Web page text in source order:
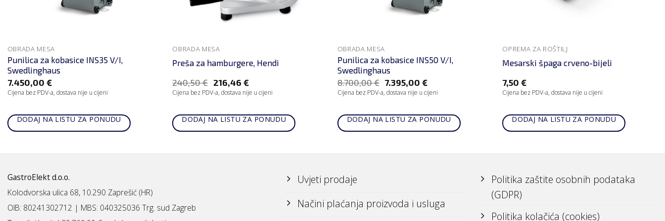
OBRADA MESA
Punilica za kobasice INS35 V/I,
Swedlinghaus
7.450,00 €
Cijena bez PDV-a, dostava nije u cijeni
DODAJ NA LISTU ZA PONUDU
OBRADA MESA
Preša za hamburgere, Hendi
240,50€ 216,46 €
Cijena bez PDV-a, dostava nije u cijeni
DODAJ NA LISTU ZA PONUDU
OBRADA MESA
Punilica za kobasice INS50 V/I,
Swedlinghaus
8.700,00€ 7.395,00€
Cijena bez PDV-a, dostava nije u cijeni
DODAJ NA LISTU ZA PONUDU
OPREMA ZA ROŠTILJ
Mesarski špaga crveno-bijeli
7,50€
Cijena bez PDV-a, dostava nije u cijeni
DODAJ NA LISTU ZA PONUDU
GastroElekt d.o.o.
Kolodvorska ulica 68, 10.290 Zaprešić (HR)
OIB: 80241302712 | MBS: 040325036 Trg. sud Zagreb
Uvjeti prodaje
Načini plaćanja proizvoda i usluga
Politika zaštite osobnih podataka
(GDPR)
Politika kolačića (cookies)